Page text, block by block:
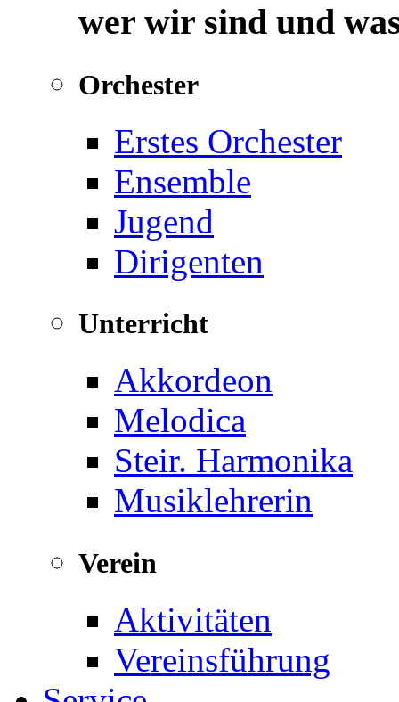
wer wir sind und
Orchester
Erstes Orchester
Ensemble
Jugend
Dirigenten
Unterricht
Akkordeon
Melodica
Steir. Harmonika
Musiklehrerin
Verein
Aktivitäten
Vereinsführung